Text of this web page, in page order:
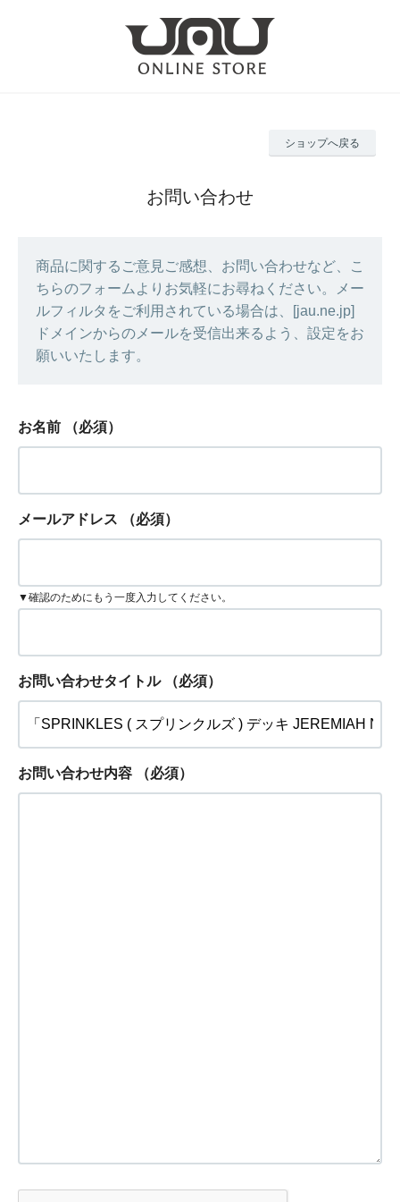
ショップへ戻る
お問い合わせ
商品に関するご意見ご感想、お問い合わせなど、こ
ちらのフォームよりお気軽にお尋ねください。メー
ルフィルタをご利用されている場合は、[jau.ne.jp]
ドメインからのメールを受信出来るよう、設定をお
願いいたします。
お名前 （必須）
メールアドレス （必須）
▼確認のためにもう一度入力してください。
お問い合わせタイトル （必須）
お問い合わせ内容 （必須）